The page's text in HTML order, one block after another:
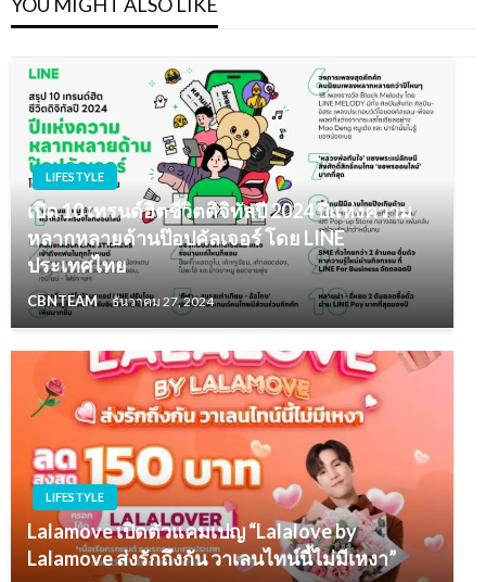
LIFESTYLE
เปิด 10 เทรนด์ฮิตชีวิตดิจิทัลปี 2024 ปีแห่งความ
หลากหลายด้านป๊อปคัลเจอร์ โดย LINE
ประเทศไทย
CBNTEAM ธันวาคม 27, 2024
LIFESTYLE
Lalamove เปิดตัวแคมเปญ “Lalalove by
Lalamove ส่งรักถึงกัน วาเลนไทน์นี้ไม่มีเหงา”